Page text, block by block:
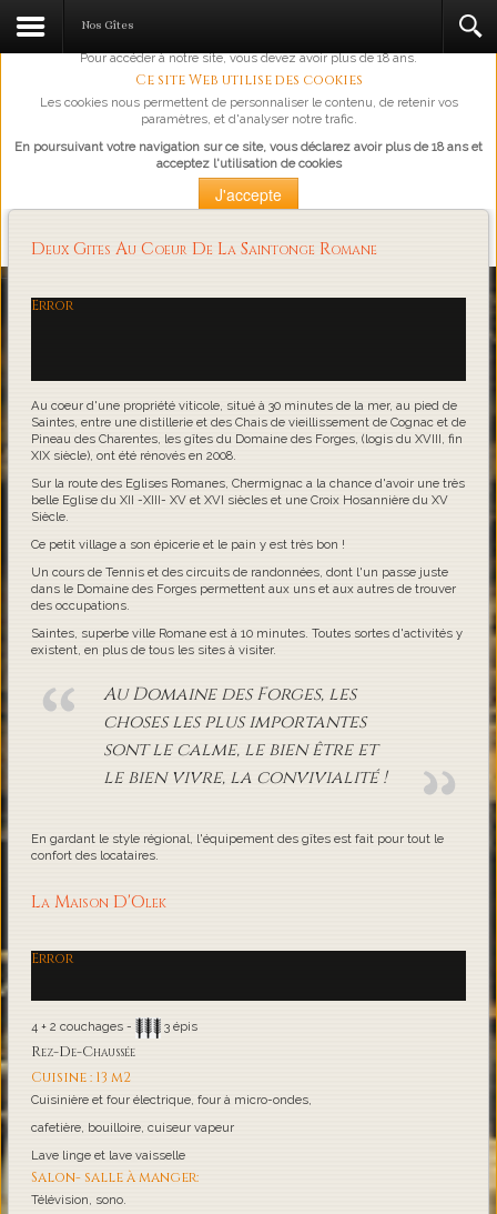
L'abus d'alcool est dangereux pour la santé, à consommer avec
Pour accéder à notre site, vous devez avoir plus de 18 ans.
Ce site Web utilise des cookies
Les cookies nous permettent de personnaliser le contenu, de retenir vos
paramètres, et d'analyser notre trafic.
En poursuivant votre navigation sur ce site, vous déclarez avoir plus de 18 ans et
acceptez l'utilisation de cookies
J'accepte
Loading...
Nos Gîtes
Deux Gites Au Coeur De La Saintonge Romane
Error
Au coeur d'une propriété viticole, situé à 30 minutes de la mer, au pied de
Saintes, entre une distillerie et des Chais de vieillissement de Cognac et de
Pineau des Charentes, les gîtes du Domaine des Forges, (logis du XVIII, fin
XIX siècle), ont été rénovés en 2008.
Sur la route des Eglises Romanes, Chermignac a la chance d'avoir une très
belle Eglise du XII -XIII- XV et XVI siècles et une Croix Hosannière du XV
Siècle.
Ce petit village a son épicerie et le pain y est très bon !
Un cours de Tennis et des circuits de randonnées, dont l'un passe juste
dans le Domaine des Forges permettent aux uns et aux autres de trouver
des occupations.
Saintes, superbe ville Romane est à 10 minutes. Toutes sortes d'activités y
existent, en plus de tous les sites à visiter.
Au Domaine des Forges, les
choses les plus importantes
sont le calme, le bien être et
le bien vivre, la convivialité !
En gardant le style régional, l'équipement des gîtes est fait pour tout le
confort des locataires.
La Maison D'Olek
Error
4 + 2 couchages - 3 épis
Rez-De-Chaussée
Cuisine : 13 m2
Cuisinière et four électrique, four à micro-ondes,
cafetière, bouilloire, cuiseur vapeur
Lave linge et lave vaisselle
Salon- salle à manger:
Télévision, sono.